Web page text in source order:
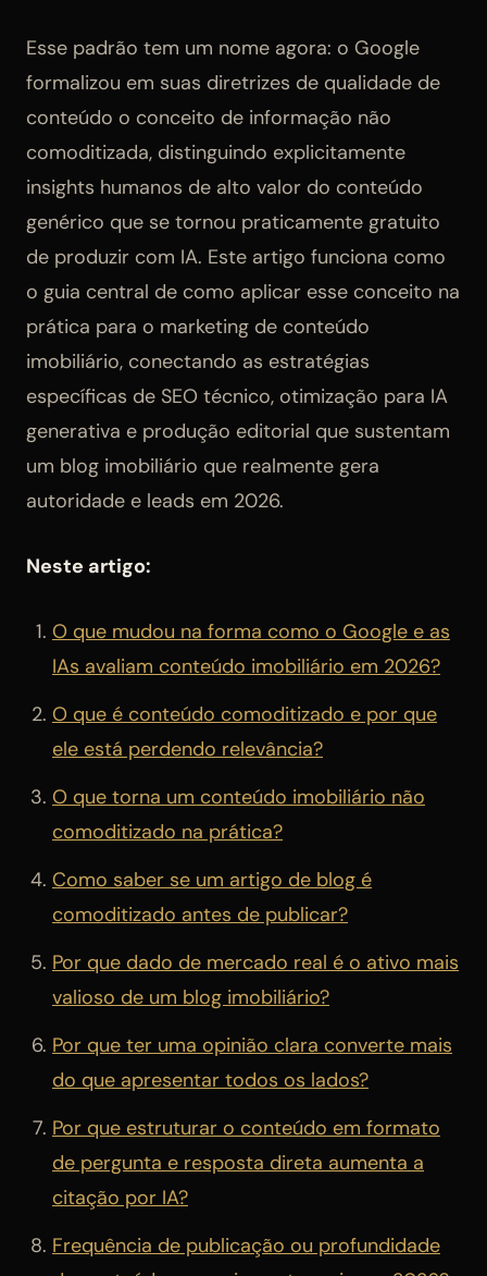
Esse padrão tem um nome agora: o Google
formalizou em suas diretrizes de qualidade de
conteúdo o conceito de informação não
comoditizada, distinguindo explicitamente
insights humanos de alto valor do conteúdo
genérico que se tornou praticamente gratuito
de produzir com IA. Este artigo funciona como
o guia central de como aplicar esse conceito na
prática para o marketing de conteúdo
imobiliário, conectando as estratégias
específicas de SEO técnico, otimização para IA
generativa e produção editorial que sustentam
um blog imobiliário que realmente gera
autoridade e leads em 2026.
Neste artigo:
O que mudou na forma como o Google e as
IAs avaliam conteúdo imobiliário em 2026?
O que é conteúdo comoditizado e por que
ele está perdendo relevância?
O que torna um conteúdo imobiliário não
comoditizado na prática?
Como saber se um artigo de blog é
comoditizado antes de publicar?
Por que dado de mercado real é o ativo mais
valioso de um blog imobiliário?
Por que ter uma opinião clara converte mais
do que apresentar todos os lados?
Por que estruturar o conteúdo em formato
de pergunta e resposta direta aumenta a
citação por IA?
Frequência de publicação ou profundidade